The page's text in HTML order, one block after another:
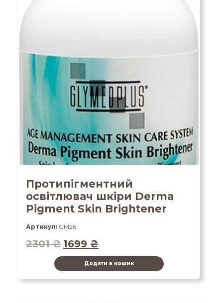
Протипігментний
освітлювач шкіри Derma
Pigment Skin Brightener
Артикул: GM26
2301₴ 1699 ₴
Додати в кошик